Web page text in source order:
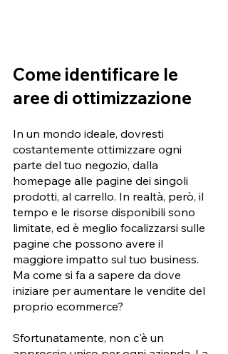
Come identificare le
aree di ottimizzazione
In un mondo ideale, dovresti
costantemente ottimizzare ogni
parte del tuo negozio, dalla
homepage alle pagine dei singoli
prodotti, al carrello. In realtà, però, il
tempo e le risorse disponibili sono
limitate, ed è meglio focalizzarsi sulle
pagine che possono avere il
maggiore impatto sul tuo business.
Ma come si fa a sapere da dove
iniziare per aumentare le vendite del
proprio ecommerce?
Sfortunatamente, non c'è un